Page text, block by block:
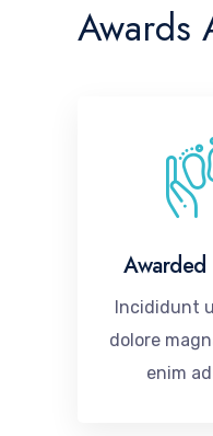
Awards
Incididunt
dolore
enim